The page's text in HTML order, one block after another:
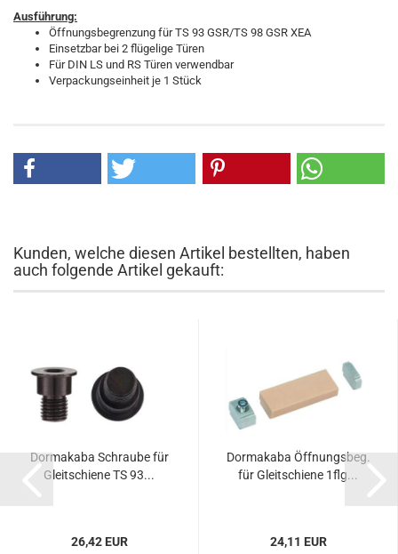
Ausführung:
Öffnungsbegrenzung für TS 93 GSR/TS 98 GSR XEA
Einsetzbar bei 2 flügelige Türen
Für DIN LS und RS Türen verwendbar
Verpackungseinheit je 1 Stück
Kunden, welche diesen Artikel bestellten, haben
auch folgende Artikel gekauft:
Dor­ma­ka­ba Schrau­be für
Gleit­schie­ne TS 93...
26,42 EUR
Dor­ma­ka­ba Öff­nungs­beg.
für Gleit­schie­ne 1flg...
24,11 EUR